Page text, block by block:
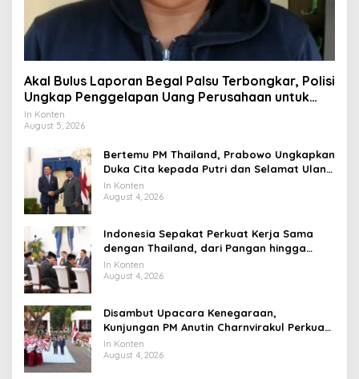
Akal Bulus Laporan Begal Palsu Terbongkar, Polisi
Ungkap Penggelapan Uang Perusahaan untuk
Crypto
In Konten
August 5, 2026
Bertemu PM Thailand, Prabowo Ungkapkan
Duka Cita kepada Putri dan Selamat Ulang
Tahun ke Raja Thailand
In Konten
August 4, 2026
Indonesia Sepakat Perkuat Kerja Sama
dengan Thailand, dari Pangan hingga
Ekonomi Digital
In Konten
August 4, 2026
Disambut Upacara Kenegaraan,
Kunjungan PM Anutin Charnvirakul Perkuat
Hubungan Indonesia-Thailand
In Konten
August 4, 2026